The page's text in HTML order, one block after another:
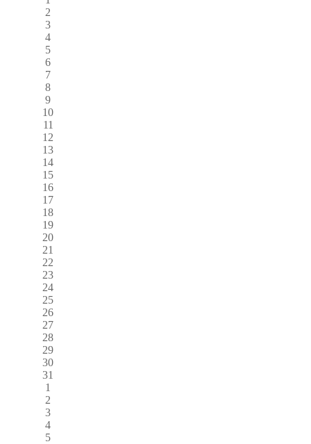
2
3
4
5
6
7
8
9
10
11
12
13
14
15
16
17
18
19
20
21
22
23
24
25
26
27
28
29
30
31
1
2
3
4
5